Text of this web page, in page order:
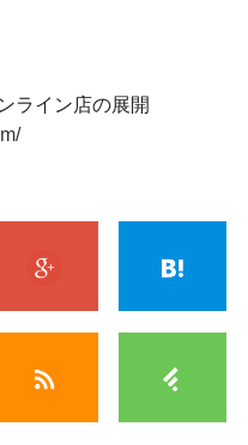
ライン店の展開